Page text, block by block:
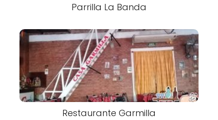
Parrilla La Banda
Restaurante Garmilla